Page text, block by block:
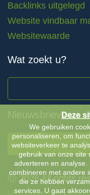
Backlinks uitgelegd
Website vindbaar
Websitewaarde
Wat zoekt u?
Nieuwsbrieven
Ⓒ 2026 All rights
Deze
We gebruiken
personaliseren, om
websiteverkeer te
gebruik van onze site
adverteren en
combineren met andere
die ze hebben
services. U gaat